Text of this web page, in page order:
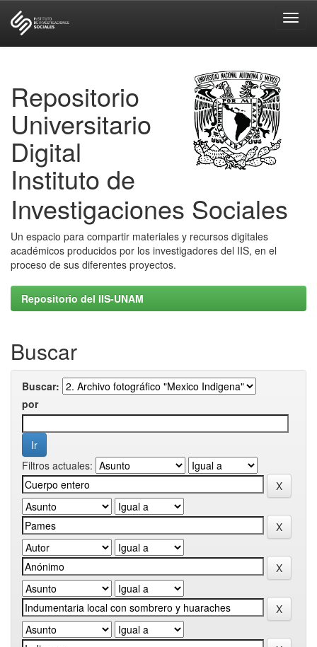
Repositorio
Universitario
Digital
Instituto de
Investigaciones Sociales
Un espacio para compartir materiales y recursos digitales
académicos producidos por los investigadores del IIS, en el
proceso de sus diferentes proyectos.
Repositorio del IIS-UNAM
Buscar
Buscar:
por
Filtros actuales: